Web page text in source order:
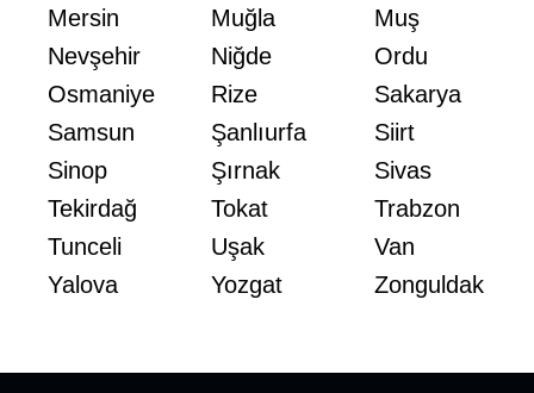
Mersin
Muğla
Muş
Nevşehir
Niğde
Ordu
Osmaniye
Rize
Sakarya
Samsun
Şanlıurfa
Siirt
Sinop
Şırnak
Sivas
Tekirdağ
Tokat
Trabzon
Tunceli
Uşak
Van
Yalova
Yozgat Zonguldak